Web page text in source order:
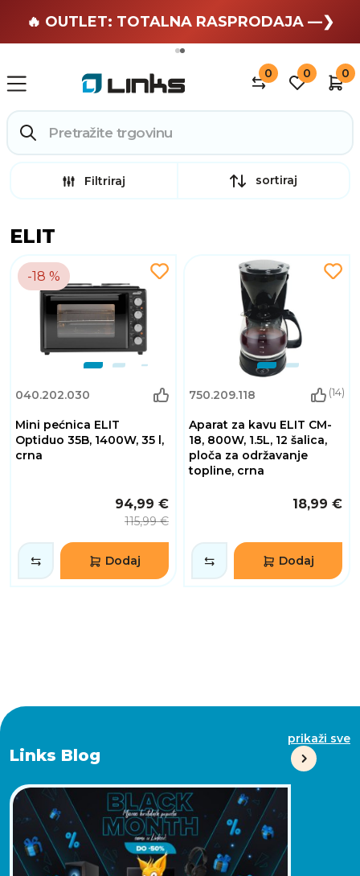
🏄 Zaslužuješ odmor —❯
🔥 OUTLET: TOTALNA RASPRODAJA —❯
0 0 0
Filtriraj sortiraj
ELIT
-18 %
040.202.030
Mini pećnica ELIT
Optiduo 35B, 1400W, 35 l,
crna
94,99 €
115,99 €
Dodaj
750.209.118 (14)
Aparat za kavu ELIT CM-
18, 800W, 1.5L, 12 šalica,
ploča za održavanje
topline, crna
18,99 €
Dodaj
Links Blog
prikaži sve